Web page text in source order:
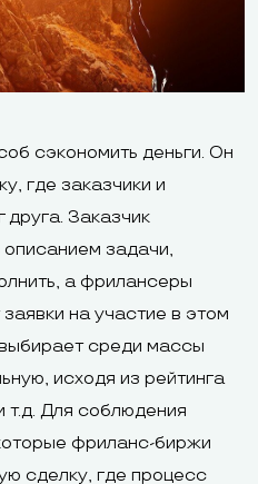
Нет
Карты Visa и
MasterCard,
WebMoney,
Qiwi Wallet,
Робокасса,
сэкономить деньги. Он
где заказчики и
друга. Заказчик
задачи,
а фрилансеры
на участие в этом
среди массы
исходя из рейтинга
Для соблюдения
фриланс-биржи
сделку, где процесс